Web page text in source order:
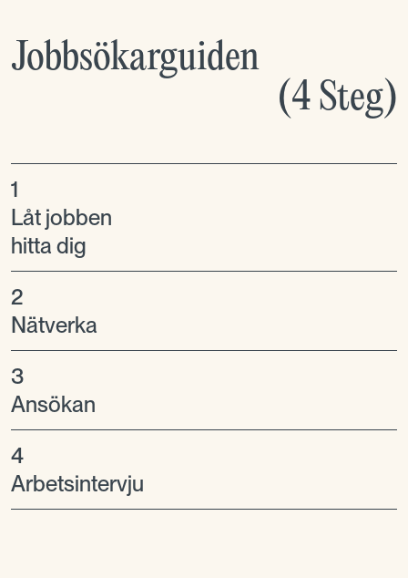
Jobbsökarguiden
(4 Steg)
1
Låt jobben
hitta dig
2
Nätverka
3
Ansökan
4
Arbetsintervju